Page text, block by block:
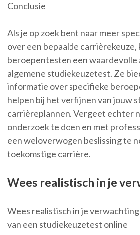
Conclusie
Als je op zoek bent naar meer
over een bepaalde carrièrekeuze,
beroepentesten een waardevolle
algemene studiekeuzetest. Ze
informatie over specifieke
helpen bij het verfijnen van jouw
carrièreplannen. Vergeet echter
onderzoek te doen en met
een weloverwogen beslissing te
toekomstige carrière.
Wees realistisch in je
Wees realistisch in je
van een studiekeuzetest online